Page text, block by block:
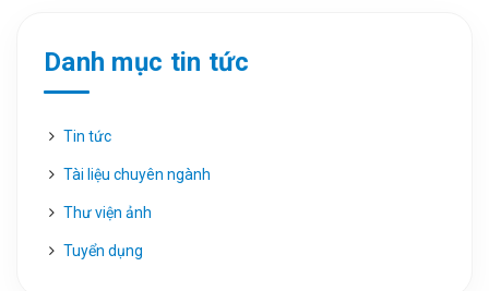
Danh mục tin tức
Tin tức
Tài liệu chuyên ngành
Thư viện ảnh
Tuyển dụng